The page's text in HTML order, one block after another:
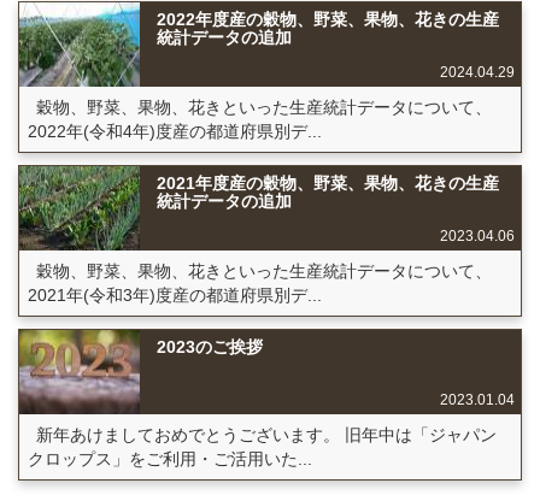
2022年度産の穀物、野菜、果物、花きの生産
統計データの追加
2024.04.29
穀物、野菜、果物、花きといった生産統計データについて、
2022年(令和4年)度産の都道府県別デ...
2021年度産の穀物、野菜、果物、花きの生産
統計データの追加
2023.04.06
穀物、野菜、果物、花きといった生産統計データについて、
2021年(令和3年)度産の都道府県別デ...
2023のご挨拶
2023.01.04
新年あけましておめでとうございます。 旧年中は「ジャパン
クロップス」をご利用・ご活用いた...